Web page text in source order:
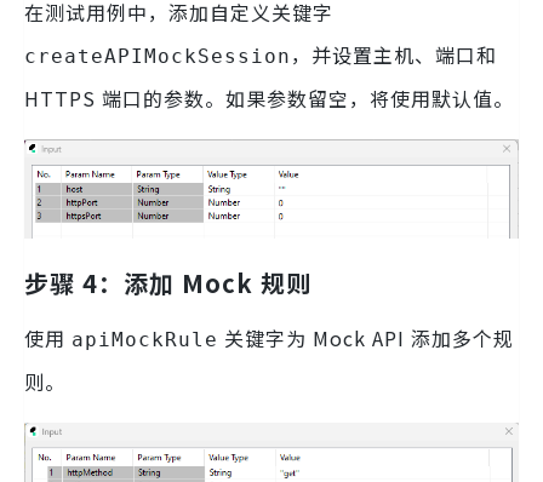
在测试用例中，添加自定义关键字
createAPIMockSession ，并设置主机、端口和
HTTPS 端口的参数。如果参数留空，将使用默认值。
步骤 4：添加 Mock 规则
使用 apiMockRule 关键字为 Mock API 添加多个规
则。